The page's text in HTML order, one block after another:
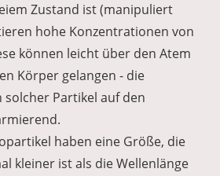
Zustand ist (manipuliert
hohe Konzentrationen von
können leicht über den Atem
Körper gelangen - die
solcher Partikel auf den
haben eine Größe, die
kleiner ist als die Wellenlänge